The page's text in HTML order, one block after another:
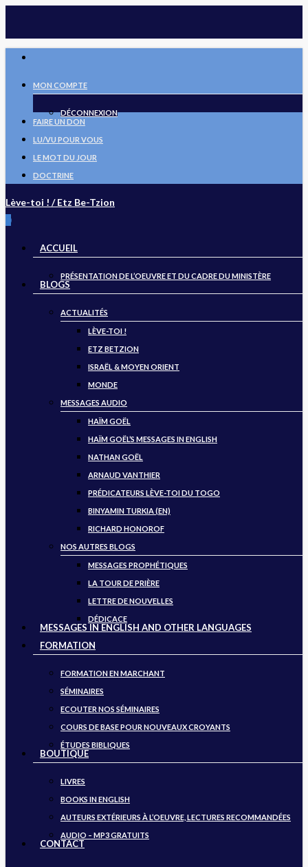
main
FACEBOOK
MON COMPTE
DÉCONNEXION
FAIRE UN DON
LU/VU POUR VOUS
LE MOT DU JOUR
DOCTRINE
Lève-toi ! / Etz Be-Tzion
search
ACCUEIL
PRÉSENTATION DE L’OEUVRE ET DU CADRE DU MINISTÈRE
BLOGS
ACTUALITÉS
LÈVE-TOI !
ETZ BETZION
ISRAËL & MOYEN ORIENT
MONDE
MESSAGES AUDIO
HAÏM GOËL
HAÏM GOËL’S MESSAGES IN ENGLISH
NATHAN GOËL
ARNAUD VANTHIER
PRÉDICATEURS LÈVE-TOI DU TOGO
BINYAMIN TURKIA (EN)
RICHARD HONOROF
NOS AUTRES BLOGS
MESSAGES PROPHÉTIQUES
LA TOUR DE PRIÈRE
LETTRE DE NOUVELLES
DÉDICACE
MESSAGES IN ENGLISH AND OTHER LANGUAGES
FORMATION
FORMATION EN MARCHANT
SÉMINAIRES
ECOUTER NOS SÉMINAIRES
COURS DE BASE POUR NOUVEAUX CROYANTS
ÉTUDES BIBLIQUES
BOUTIQUE
LIVRES
BOOKS IN ENGLISH
AUTEURS EXTÉRIEURS À L’OEUVRE, LECTURES RECOMMANDÉES
AUDIO – MP3 GRATUITS
CONTACT